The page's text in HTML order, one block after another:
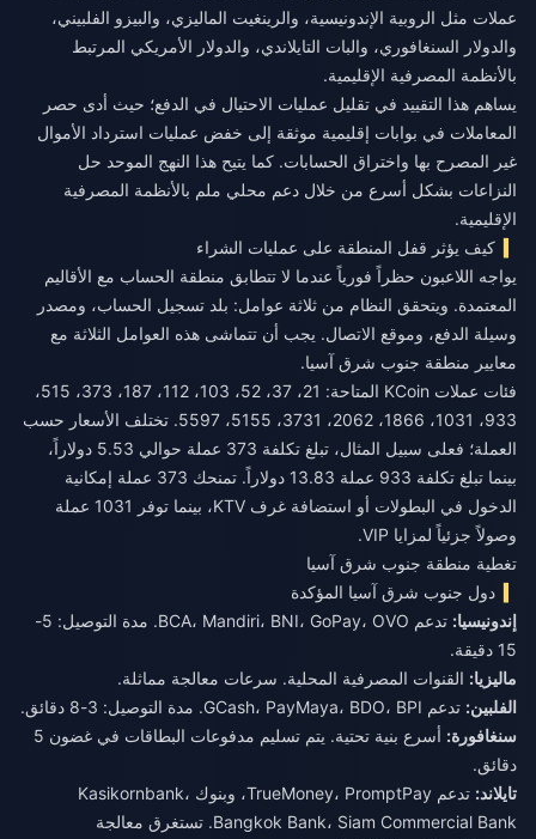
عملات مثل الروبية الإندونيسية، والرينغيت الماليزي، والبيزو الفلبيني،
والدولار السنغافوري، والبات التايلاندي، والدولار الأمريكي المرتبط
بالأنظمة المصرفية الإقليمية.
يساهم هذا التقييد في تقليل عمليات الاحتيال في الدفع؛ حيث أدى حصر
المعاملات في بوابات إقليمية موثقة إلى خفض عمليات استرداد الأموال
غير المصرح بها واختراق الحسابات. كما يتيح هذا النهج الموحد حل
النزاعات بشكل أسرع من خلال دعم محلي ملم بالأنظمة المصرفية
الإقليمية.
كيف يؤثر قفل المنطقة على عمليات الشراء
يواجه اللاعبون حظراً فورياً عندما لا تتطابق منطقة الحساب مع الأقاليم
المعتمدة. ويتحقق النظام من ثلاثة عوامل: بلد تسجيل الحساب، ومصدر
وسيلة الدفع، وموقع الاتصال. يجب أن تتماشى هذه العوامل الثلاثة مع
معايير منطقة جنوب شرق آسيا.
فئات عملات KCoin المتاحة: 21، 37، 52، 103، 112، 187، 373، 515،
933، 1031، 1866، 2062، 3731، 5155، 5597. تختلف الأسعار حسب
العملة؛ فعلى سبيل المثال، تبلغ تكلفة 373 عملة حوالي 5.53 دولاراً،
بينما تبلغ تكلفة 933 عملة 13.83 دولاراً. تمنحك 373 عملة إمكانية
الدخول في البطولات أو استضافة غرف KTV، بينما توفر 1031 عملة
وصولاً جزئياً لمزايا VIP.
تغطية منطقة جنوب شرق آسيا
دول جنوب شرق آسيا المؤكدة
إندونيسيا:
تدعم BCA، Mandiri، BNI، GoPay، OVO. مدة التوصيل: 5-
15 دقيقة.
ماليزيا: القنوات المصرفية المحلية. سرعات معالجة مماثلة.
الفلبين: تدعم GCash، PayMaya، BDO، BPI. مدة التوصيل: 3-8 دقائق.
سنغافورة:
أسرع بنية تحتية. يتم تسليم مدفوعات البطاقات في غضون 5
دقائق.
تايلاند:
تدعم TrueMoney، PromptPay، وبنوك Kasikornbank،
Bangkok Bank، Siam Commercial Bank. تستغرق معالجة